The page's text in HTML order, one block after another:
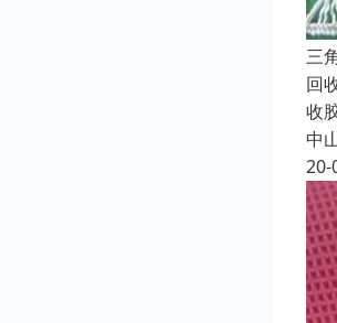
三
回
收
中
20-